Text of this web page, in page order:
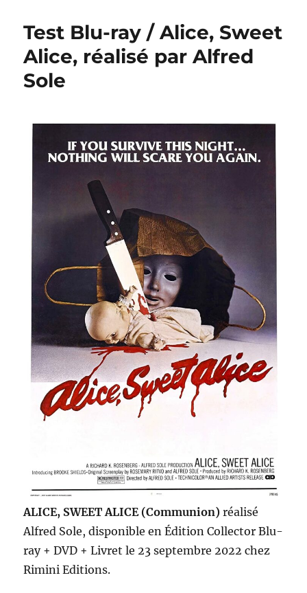
Test Blu-ray / Alice, Sweet
Alice, réalisé par Alfred
Sole
ALICE, SWEET ALICE (Communion)réalisé
Alfred Sole, disponible en Édition Collector Blu-
ray + DVD + Livret le 23 septembre 2022 chez
Rimini Editions.